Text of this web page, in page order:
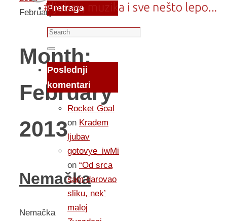
February
Month:
February
2013
Nemačka
Nemačka
Pretraga
Search
for:
Search
Poslednji
komentari
Rocket Goal
on Kradem
ljubav
gotovye_iwMi
on “Od srca
sam darovao
sliku, nek’
maloj